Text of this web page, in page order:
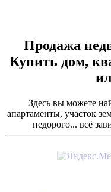
Продажа
Купить дом,
Здесь вы можете
апартаменты, участок
недорого... всё